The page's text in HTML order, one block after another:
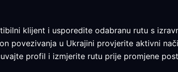
klijent i usporedite odabranu rutu s
povezivanja u Ukrajini provjerite aktivni
profil i izmjerite rutu prije promjene